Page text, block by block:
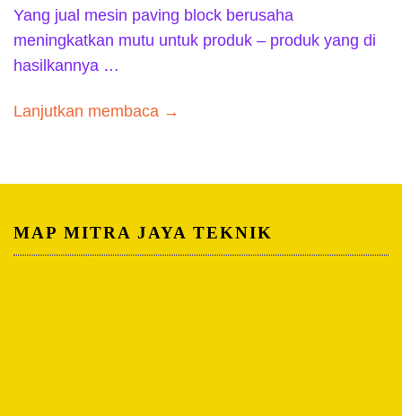
Yang jual mesin paving block berusaha
meningkatkan mutu untuk produk – produk yang di
hasilkannya …
Lanjutkan membaca →
MAP MITRA JAYA TEKNIK